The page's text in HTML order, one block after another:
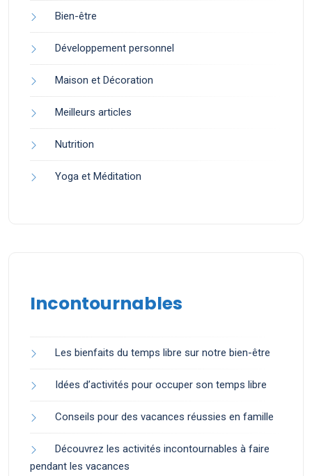
Bien-être
Développement personnel
Maison et Décoration
Meilleurs articles
Nutrition
Yoga et Méditation
Incontournables
Les bienfaits du temps libre sur notre bien-être
Idées d’activités pour occuper son temps libre
Conseils pour des vacances réussies en famille
Découvrez les activités incontournables à faire
pendant les vacances